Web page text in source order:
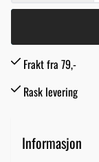
Frakt fra 79,-
Rask levering
Informasjon